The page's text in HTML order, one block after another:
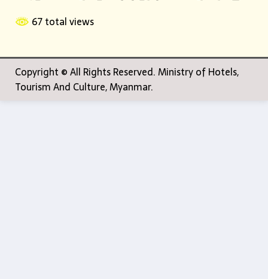
67 total views
Copyright © All Rights Reserved. Ministry of Hotels,
Tourism And Culture, Myanmar.